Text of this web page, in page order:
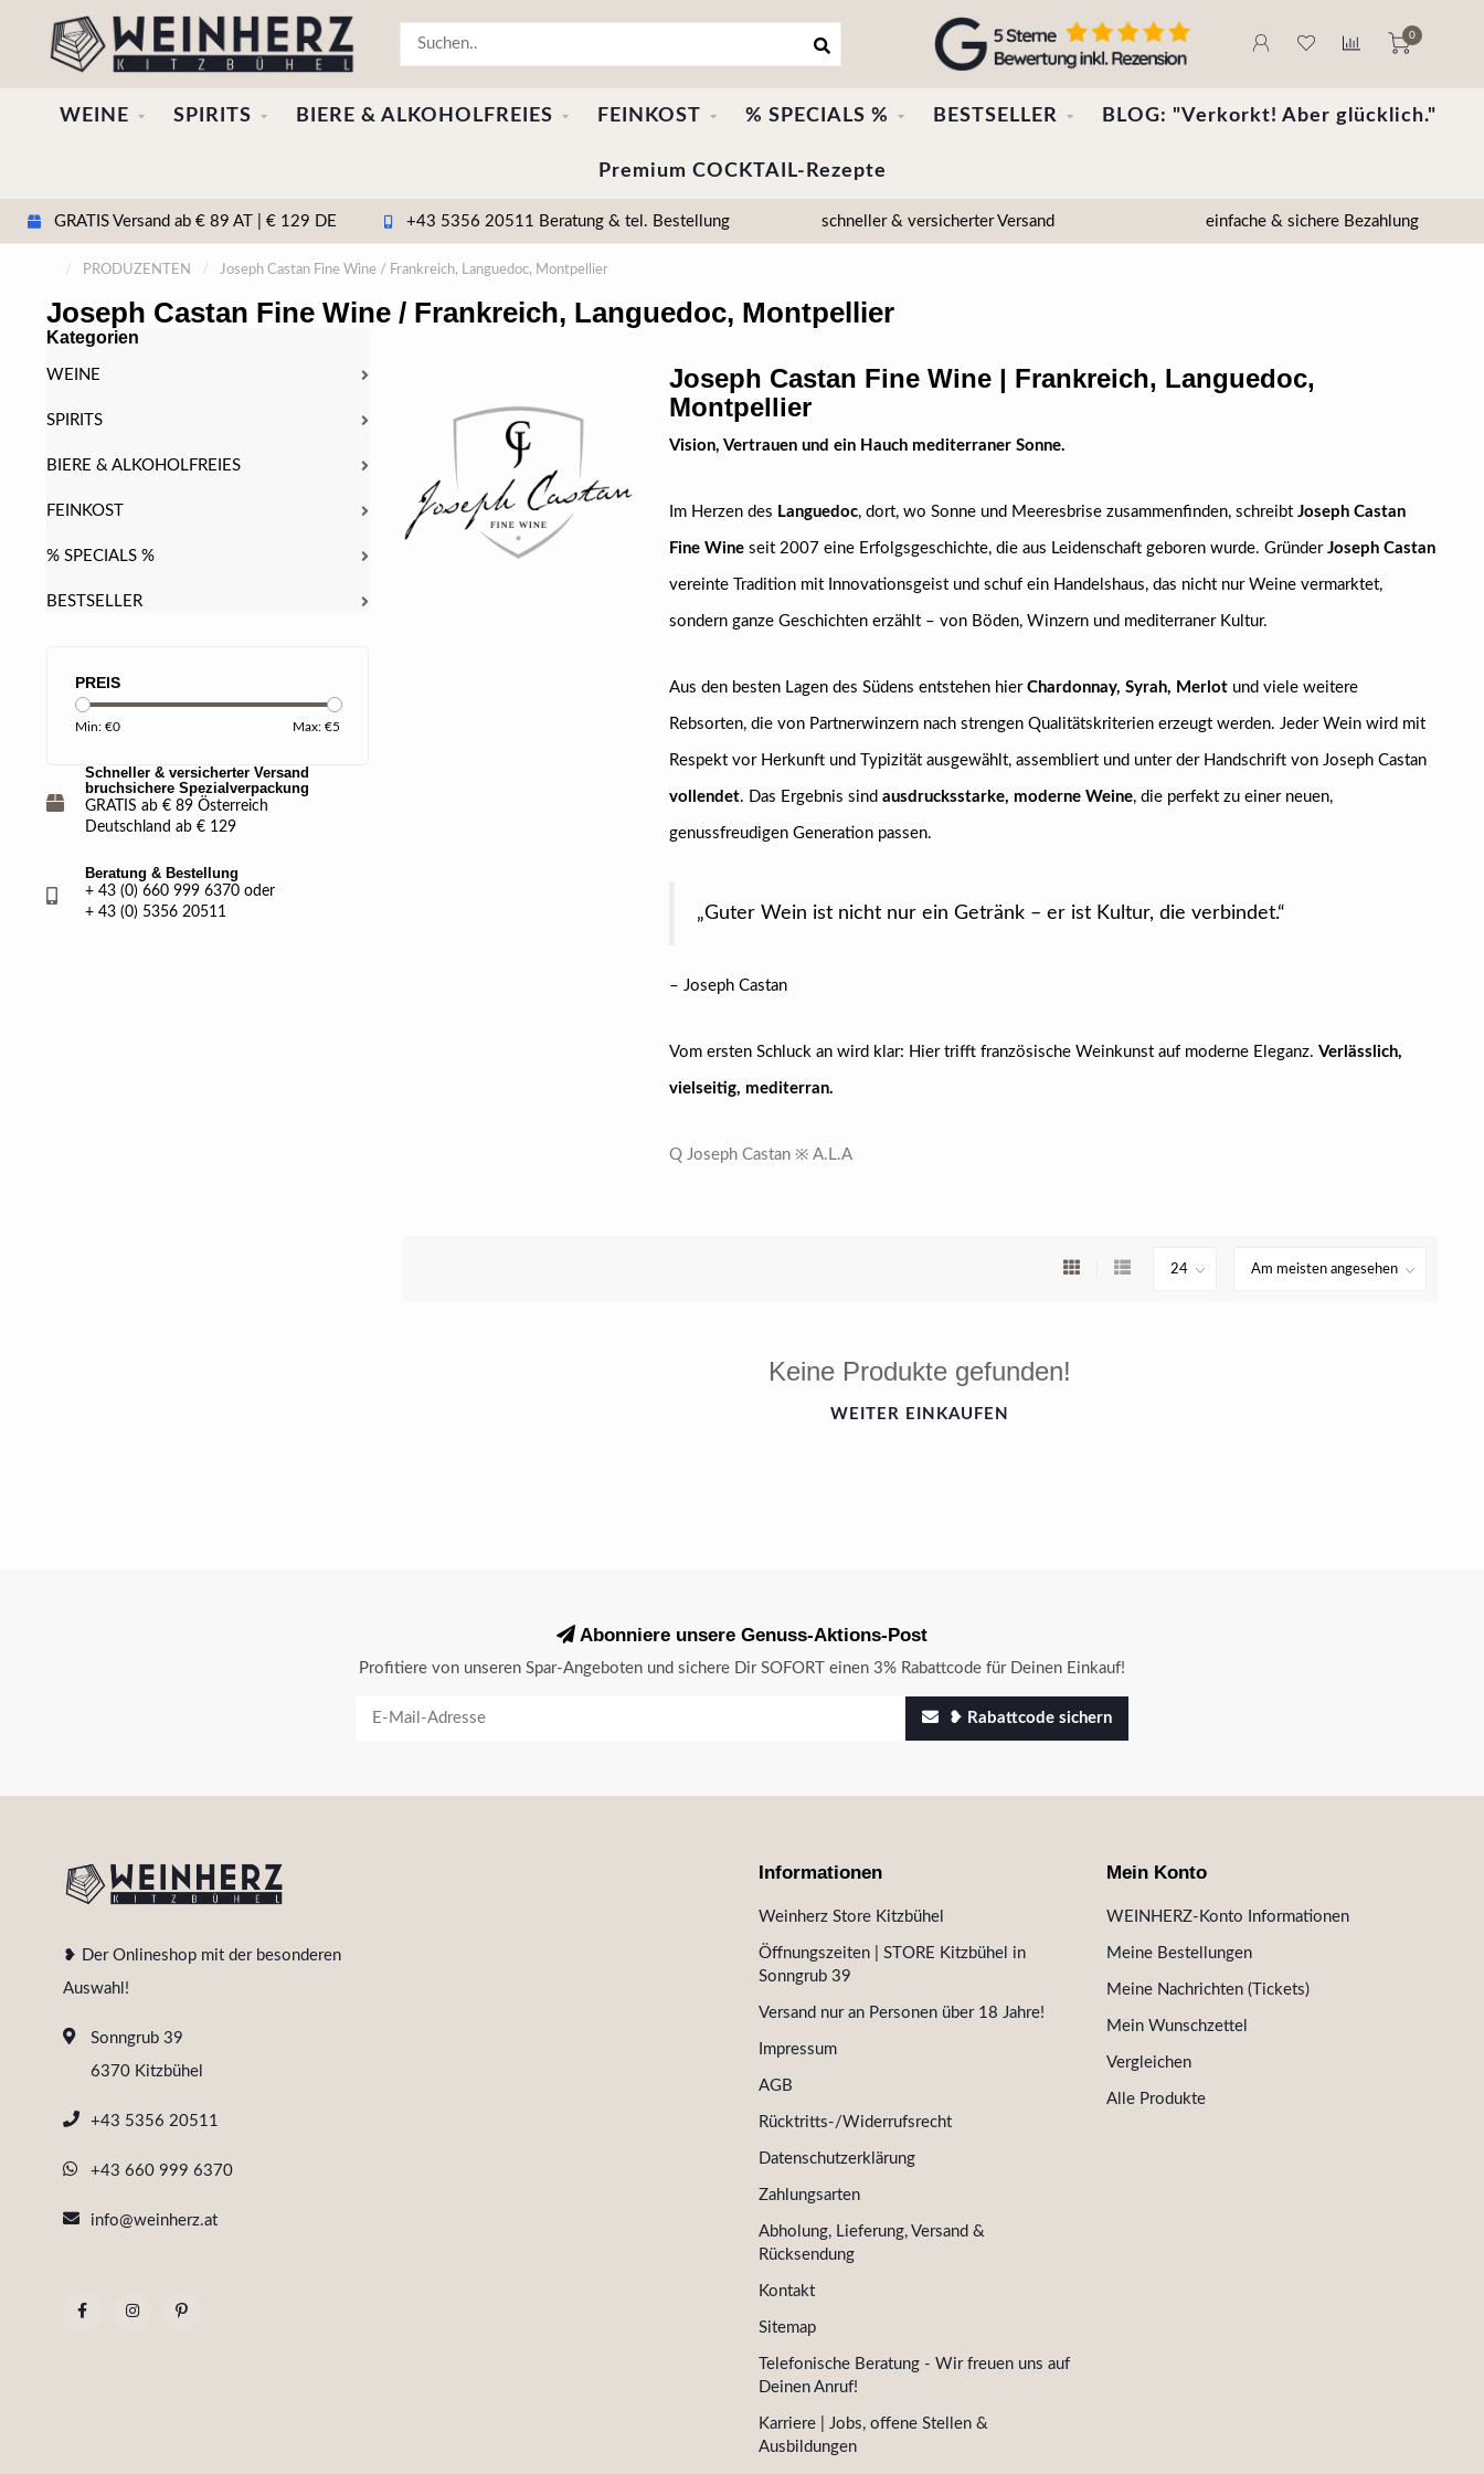
0
WEINE SPIRITS BIERE & ALKOHOLFREIES FEINKOST % SPECIALS % BESTSELLER BLOG: "Verkorkt! Aber glücklich."
Premium COCKTAIL-Rezepte
GRATIS Versand ab € 89 AT | € 129 DE +43 5356 20511 Beratung & tel. Bestellung schneller & versicherter Versand einfache & sichere Bezahlung
/ PRODUZENTEN / Joseph Castan Fine Wine / Frankreich, Languedoc, Montpellier
Joseph Castan Fine Wine / Frankreich, Languedoc, Montpellier
PREIS
Min: €0 Max: €5
Kategorien
WEINE
SPIRITS
BIERE & ALKOHOLFREIES
FEINKOST
% SPECIALS %
BESTSELLER
Schneller & versicherter Versand
bruchsichere Spezialverpackung
GRATIS ab € 89 Österreich
Deutschland ab € 129
Beratung & Bestellung
+ 43 (0) 660 999 6370 oder
+ 43 (0) 5356 20511
Joseph Castan Fine Wine | Frankreich, Languedoc,
Montpellier
Vision, Vertrauen und ein Hauch mediterraner Sonne.
Im Herzen des Languedoc, dort, wo Sonne und Meeresbrise zusammenfinden, schreibt Joseph Castan
Fine Wineseit 2007 eine Erfolgsgeschichte, die aus Leidenschaft geboren wurde. Gründer Joseph Castan
vereinte Tradition mit Innovationsgeist und schuf ein Handelshaus, das nicht nur Weine vermarktet,
sondern ganze Geschichten erzählt – von Böden, Winzern und mediterraner Kultur.
Aus den besten Lagen des Südens entstehen hier Chardonnay, Syrah, Merlotund viele weitere
Rebsorten, die von Partnerwinzern nach strengen Qualitätskriterien erzeugt werden. Jeder Wein wird mit
Respekt vor Herkunft und Typizität ausgewählt, assembliert und unter der Handschrift von Joseph Castan
vollendet. Das Ergebnis sind ausdrucksstarke, moderne Weine, die perfekt zu einer neuen,
genussfreudigen Generation passen.
„Guter Wein ist nicht nur ein Getränk – er ist Kultur, die verbindet.“
– Joseph Castan
Vom ersten Schluck an wird klar: Hier trifft französische Weinkunst auf moderne Eleganz. Verlässlich,
vielseitig, mediterran.
Q Joseph Castan ※ A.L.A
Keine Produkte gefunden!
WEITER EINKAUFEN
Abonniere unsere Genuss-Aktions-Post
Profitiere von unseren Spar-Angeboten und sichere Dir SOFORT einen 3% Rabattcode für Deinen Einkauf!
❥ Rabattcode sichern
❥ Der Onlineshop mit der besonderen
Auswahl!
Sonngrub 39
6370 Kitzbühel
+43 5356 20511
+43 660 999 6370
info@weinherz.at
Informationen
Weinherz Store Kitzbühel
Öffnungszeiten | STORE Kitzbühel in
Sonngrub 39
Versand nur an Personen über 18 Jahre!
Impressum
AGB
Rücktritts-/Widerrufsrecht
Datenschutzerklärung
Zahlungsarten
Abholung, Lieferung, Versand &
Rücksendung
Kontakt
Sitemap
Telefonische Beratung - Wir freuen uns auf
Deinen Anruf!
Karriere | Jobs, offene Stellen &
Ausbildungen
Mein Konto
WEINHERZ-Konto Informationen
Meine Bestellungen
Meine Nachrichten (Tickets)
Mein Wunschzettel
Vergleichen
Alle Produkte